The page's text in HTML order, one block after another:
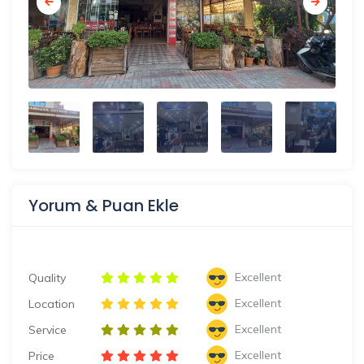
Yorum & Puan Ekle
Quality
Excellent
Location
Excellent
Service
Excellent
Price
Excellent